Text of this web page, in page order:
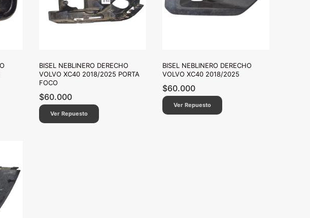
BISEL NEBLINERO DERECHO
VOLVO XC40 2018/2025 PORTA
FOCO
$60.000
Ver Repuesto
BISEL NEBLINERO DERECHO
VOLVO XC40 2018/2025
$60.000
Ver Repuesto